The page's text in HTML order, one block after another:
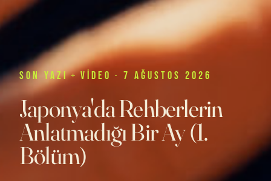
SON YAZI + VIDEO · 7 AĞUSTOS 2026
Japonya'da Rehberlerin
Anlatmadığı Bir Ay (1.
Bölüm)